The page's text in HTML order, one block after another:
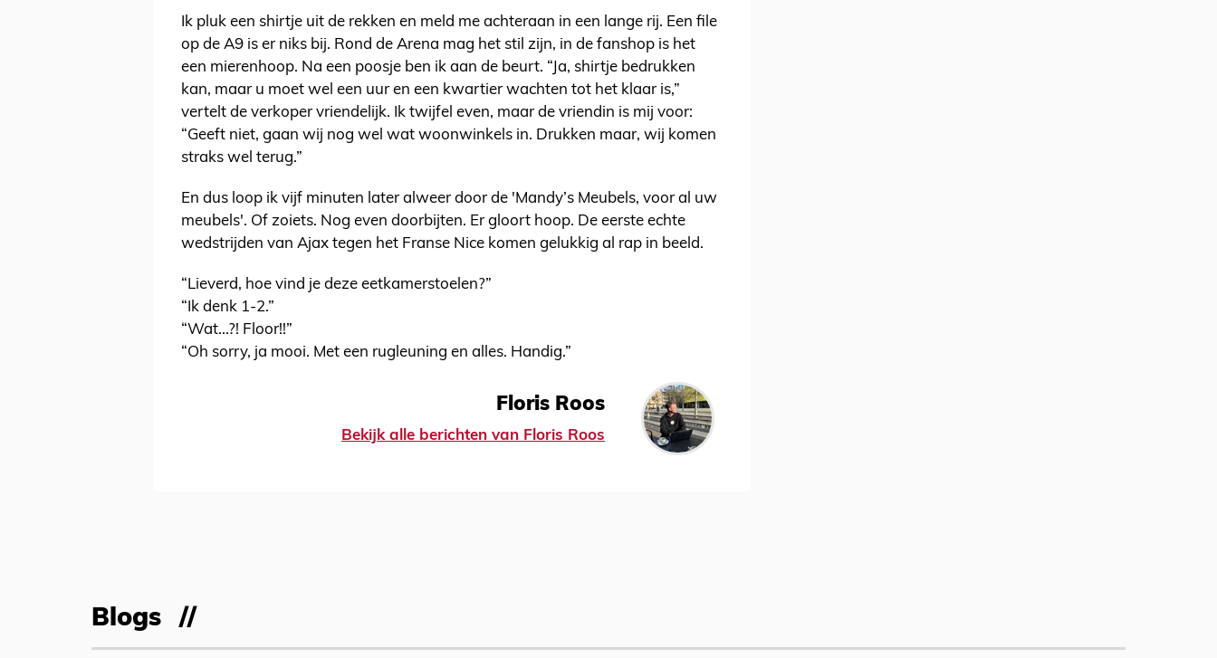
Ik pluk een shirtje uit de rekken en meld me achteraan in een lange rij. Een file
op de A9 is er niks bij. Rond de Arena mag het stil zijn, in de fanshop is het
een mierenhoop. Na een poosje ben ik aan de beurt. “Ja, shirtje bedrukken
kan, maar u moet wel een uur en een kwartier wachten tot het klaar is,”
vertelt de verkoper vriendelijk. Ik twijfel even, maar de vriendin is mij voor:
“Geeft niet, gaan wij nog wel wat woonwinkels in. Drukken maar, wij komen
straks wel terug.”
En dus loop ik vijf minuten later alweer door de 'Mandy’s Meubels, voor al uw
meubels'. Of zoiets. Nog even doorbijten. Er gloort hoop. De eerste echte
wedstrijden van Ajax tegen het Franse Nice komen gelukkig al rap in beeld.
“Lieverd, hoe vind je deze eetkamerstoelen?”
“Ik denk 1-2.”
“Wat...?! Floor!!”
“Oh sorry, ja mooi. Met een rugleuning en alles. Handig.”
Floris Roos
Bekijk alle berichten van Floris Roos
Blogs